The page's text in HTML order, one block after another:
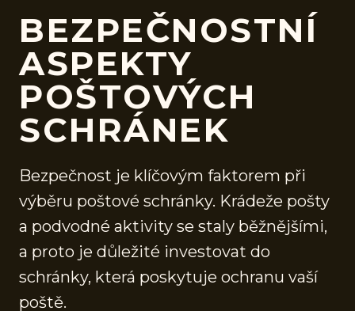
BEZPEČNOSTNÍ
ASPEKTY
POŠTOVÝCH
SCHRÁNEK
Bezpečnost je klíčovým faktorem při
výběru poštové schránky. Krádeže pošty
a podvodné aktivity se staly běžnějšími,
a proto je důležité investovat do
schránky, která poskytuje ochranu vaší
poště.